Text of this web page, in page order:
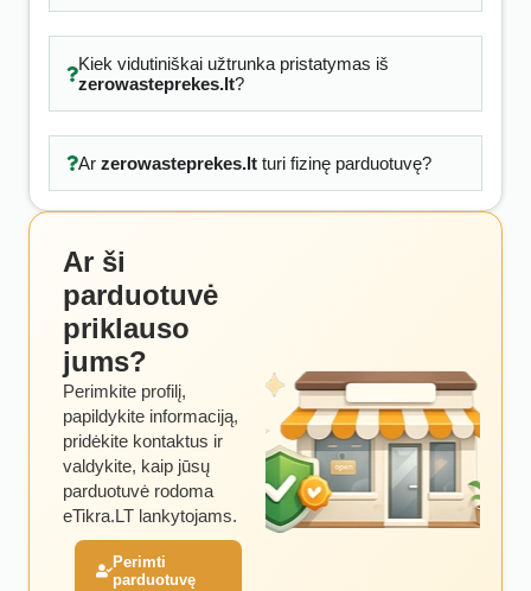
Kiek vidutiniškai užtrunka pristatymas iš
zerowasteprekes.lt?
Ar zerowasteprekes.ltturi fizinę parduotuvę?
Ar ši
parduotuvė
priklauso
jums?
Perimkite profilį,
papildykite informaciją,
pridėkite kontaktus ir
valdykite, kaip jūsų
parduotuvė rodoma
eTikra.LT lankytojams.
Perimti
parduotuvę